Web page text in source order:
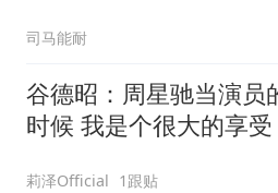
司马能耐
谷德昭：周星驰当演员
时候 我是个很大的享受
莉泽Official 1跟贴